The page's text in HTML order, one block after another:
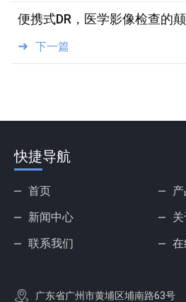
下一篇
便携式DR，医学影像检查的
快捷导航
首页
新闻中心
联系我们
广东省广州市黄埔区埔南路63号